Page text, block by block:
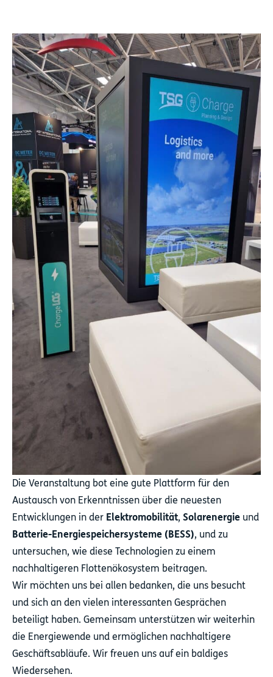
Die Veranstaltung bot eine gute Plattform für den
Austausch von Erkenntnissen über die neuesten
Entwicklungen in der Elektromobilität, Solarenergie und
Batterie-Energiespeichersysteme (BESS), und zu
untersuchen, wie diese Technologien zu einem
nachhaltigeren Flottenökosystem beitragen.
Wir möchten uns bei allen bedanken, die uns besucht
und sich an den vielen interessanten Gesprächen
beteiligt haben. Gemeinsam unterstützen wir weiterhin
die Energiewende und ermöglichen nachhaltigere
Geschäftsabläufe. Wir freuen uns auf ein baldiges
Wiedersehen.